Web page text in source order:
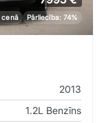
cenā Pārliecība: 74%
2013
1.2L Benzīns